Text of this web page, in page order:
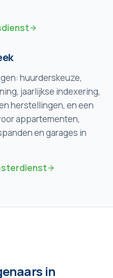
huurderskeuze,
jaarlijkse indexering,
herstellingen, en een
appartementen,
en garages in
in